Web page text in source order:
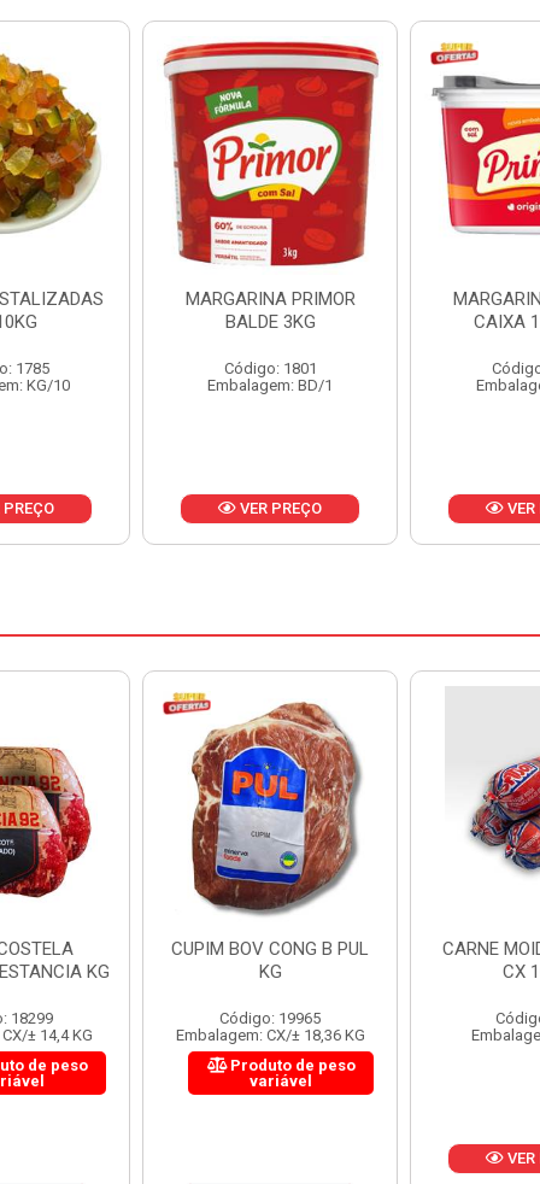
PRIMOR
3KG
1801
BD/1
PREÇO
MARGARINA PRIMOR
CAIXA 12X500G
Código: 1797
Embalagem: CX/1
VER PREÇO VER
B PUL
19965
± 18,36 KG
de peso
CARNE MOIDA FORTBOI
CX 10KG
Código: 200
Embalagem: KG/10
LOMBINHO
Embalagem: